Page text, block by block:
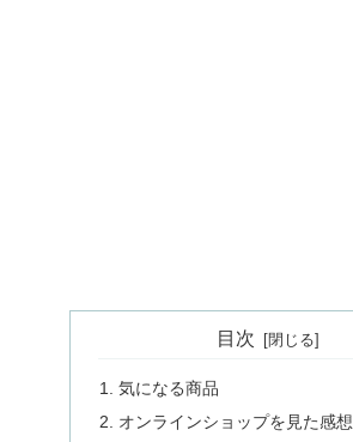
目次
気になる商品
オンラインショップを見た感想